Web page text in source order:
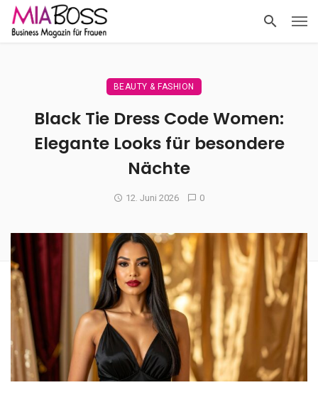
BEAUTY & FASHION
Black Tie Dress Code Women:
Elegante Looks für besondere
Nächte
12. Juni 2026 0